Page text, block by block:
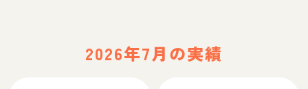
2026年7月の実績